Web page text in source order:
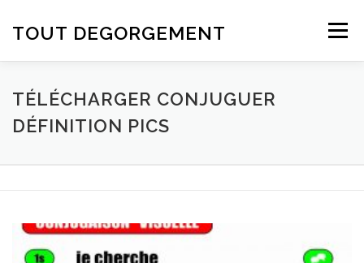
TOUT DEGORGEMENT Menu
TÉLÉCHARGER CONJUGUER
DÉFINITION PICS